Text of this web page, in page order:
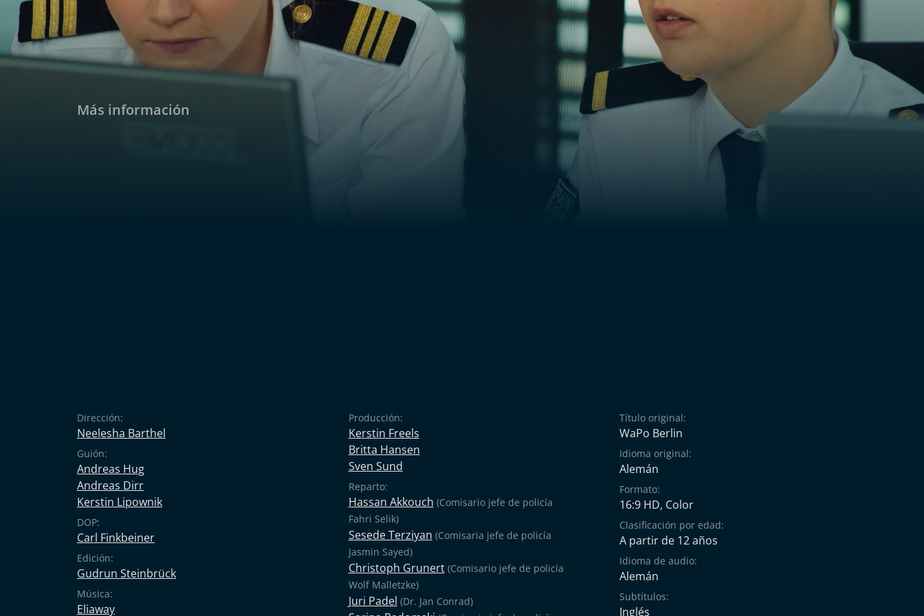
de sangre en el lugar donde dormía Ruth, todos temen lo peor.
Más información
Dirección:
Neelesha Barthel
Guión:
Andreas Hug
Andreas Dirr
Kerstin Lipownik
DOP:
Carl Finkbeiner
Edición:
Gudrun Steinbrück
Música:
Eliaway
Producción:
Kerstin Freels
Britta Hansen
Sven Sund
Reparto:
Hassan Akkouch (Comisario jefe de policía
Fahri Selik)
Sesede Terziyan (Comisaria jefe de policía
Jasmin Sayed)
Christoph Grunert(Comisario jefe de policía
Wolf Malletzke)
Juri Padel (Dr. Jan Conrad)
Título original:
WaPo Berlin
Idioma original:
Alemán
Formato:
16:9 HD, Color
Clasificación por edad:
A partir de 12 años
Idioma de audio:
Alemán
Subtítulos:
Inglés